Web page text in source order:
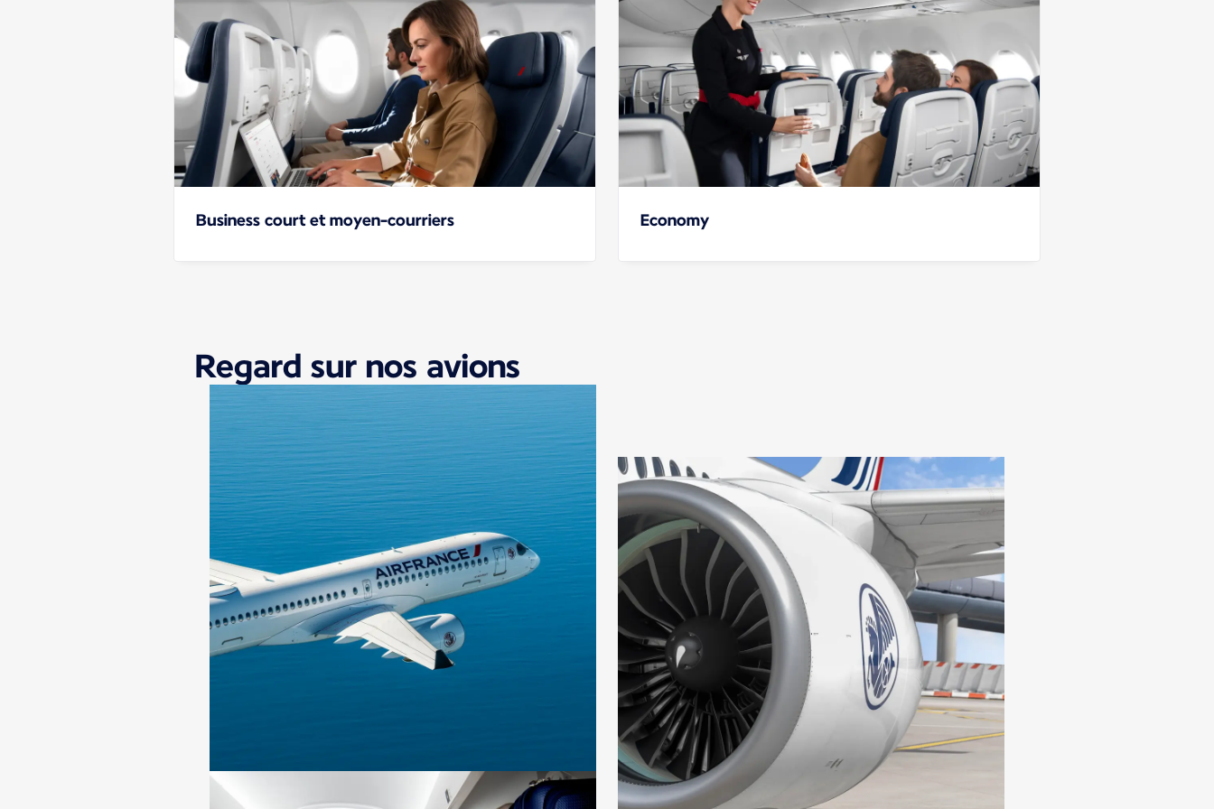
Business court et moyen-courriers Economy
Regard sur nos avions